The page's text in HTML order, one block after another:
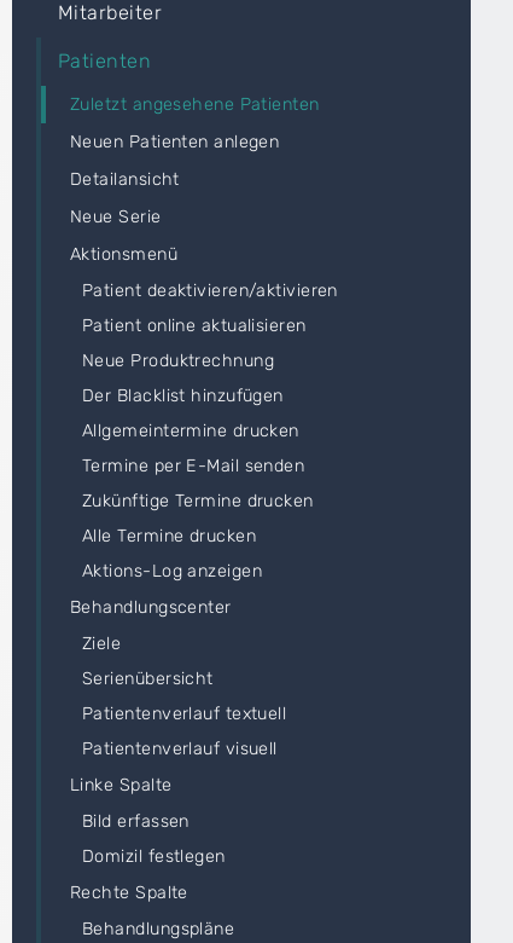
Mitarbeiter
Patienten
Zuletzt angesehene Patienten
Neuen Patienten anlegen
Detailansicht
Neue Serie
Aktionsmenü
Patient deaktivieren/aktivieren
Patient online aktualisieren
Neue Produktrechnung
Der Blacklist hinzufügen
Allgemeintermine drucken
Termine per E-Mail senden
Zukünftige Termine drucken
Alle Termine drucken
Aktions-Log anzeigen
Behandlungscenter
Ziele
Serienübersicht
Patientenverlauf textuell
Patientenverlauf visuell
Linke Spalte
Bild erfassen
Domizil festlegen
Rechte Spalte
Behandlungspläne